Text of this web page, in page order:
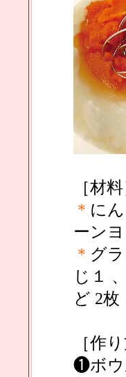
［材
＊ に
ーン
＊ グ
じ１
ど 2枚
［作
❶ボウ